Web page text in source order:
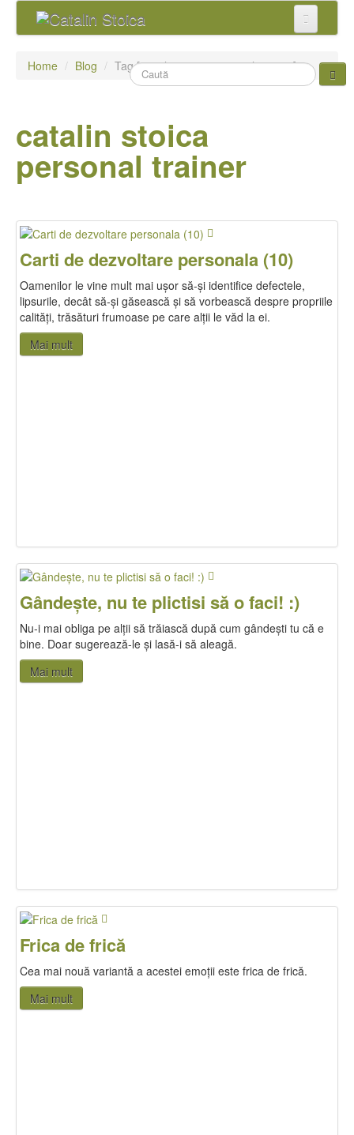
Servicii
Evenimente
Contact
Home / Blog / Tag [ catalin stoica personal trainer ]
catalin stoica
personal trainer
Carti de dezvoltare personala (10)
Oamenilor le vine mult mai ușor să-și identifice defectele,
lipsurile, decât să-și găsească și să vorbească despre propriile
calități, trăsături frumoase pe care alții le văd la ei.
Mai mult
Gândește, nu te plictisi să o faci! :)
Nu-i mai obliga pe alții să trăiască după cum gândești tu că e
bine. Doar sugerează-le și lasă-i să aleagă.
Mai mult
Frica de frică
Cea mai nouă variantă a acestei emoții este frica de frică.
Mai mult